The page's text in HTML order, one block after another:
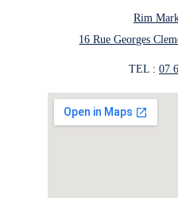
Rim
16 Rue Georges
TEL : 07